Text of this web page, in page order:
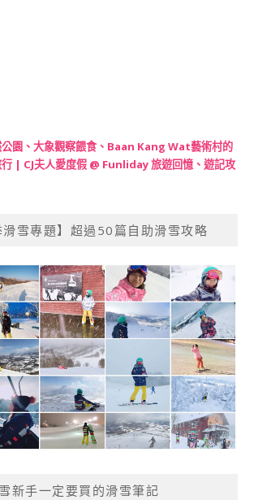
園、大象觀察餵食、Baan Kang Wat藝術村的
| CJ夫人愛度假 @ Funliday 旅遊回憶、遊記攻
滑雪專題】超過50篇自助滑雪攻略
新手一定要買的滑雪筆記